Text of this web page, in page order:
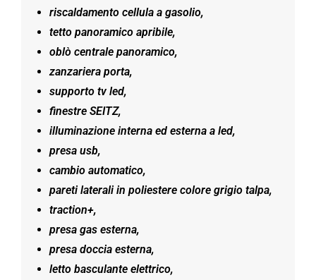
riscaldamento cellula a gasolio,
tetto panoramico apribile,
oblò centrale panoramico,
zanzariera porta,
supporto tv led,
finestre SEITZ,
illuminazione interna ed esterna a led,
presa usb,
cambio automatico,
pareti laterali in poliestere colore grigio talpa,
traction+,
presa gas esterna,
presa doccia esterna,
letto basculante elettrico,